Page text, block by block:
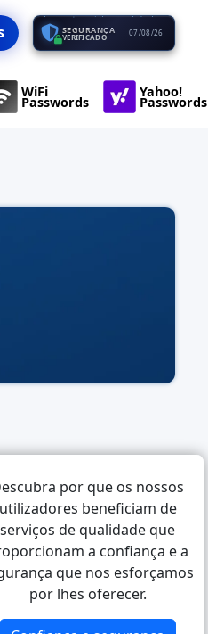
SEGURANÇA
VERIFICADO 07/08/26
WiFi
Passwords
Yahoo!
Passwords
por que os nossos
utilizadores beneficiam de
serviços de qualidade que
a confiança e a
que nos esforçamos
por lhes oferecer.